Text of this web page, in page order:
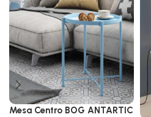
Mesa Centro BOG ANTARTIC